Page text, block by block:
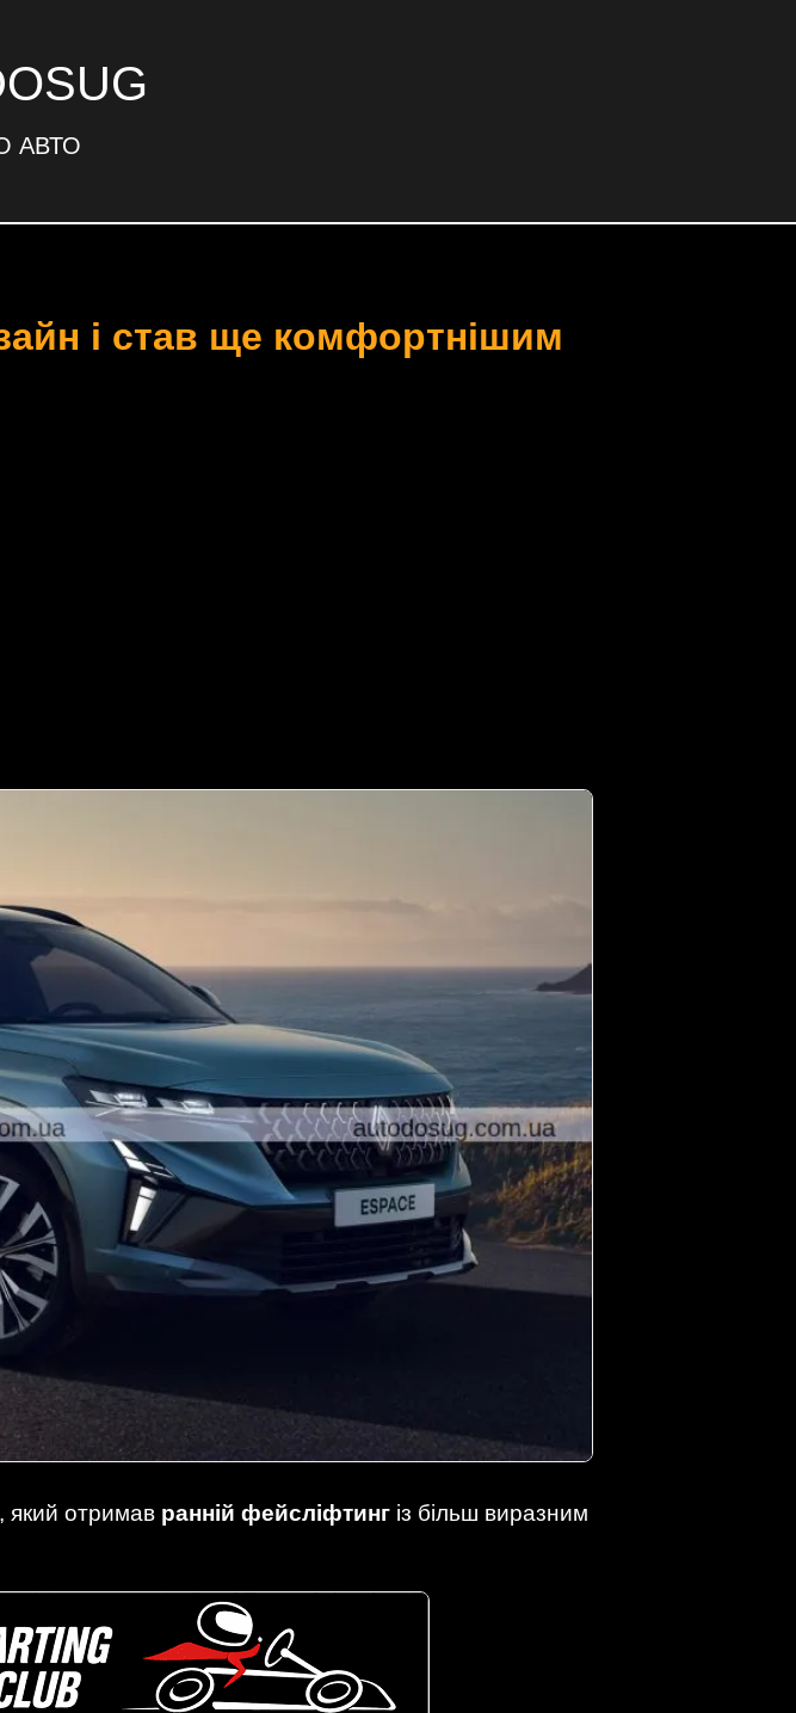
АВТО
і став ще комфортнішим
, який отримав ранній фейсліфтинг із більш виразним